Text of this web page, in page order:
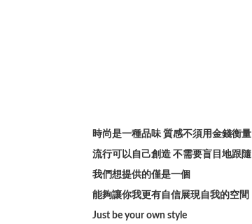
時尚是一種品味 質感不須用金錢衡量
流行可以自己創造 不需要盲目地跟隨
我們想提供的僅是一個
能夠讓你我更有自信展現自我的空間
Just be your own style